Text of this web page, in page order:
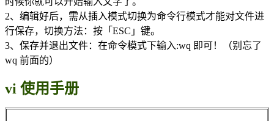
2、编辑好后，需从插入模式切换为命令行模式才能对文件进
行保存，切换方法：按「ESC」键。
3、保存并退出文件：在命令模式下输入:wq 即可！（别忘了
wq 前面的）
vi 使用手册